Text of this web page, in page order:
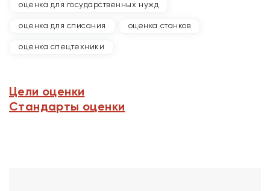
оценка для государственных нужд
оценка для списания оценка станков
оценка спецтехники
Цели оценки
Стандарты оценки